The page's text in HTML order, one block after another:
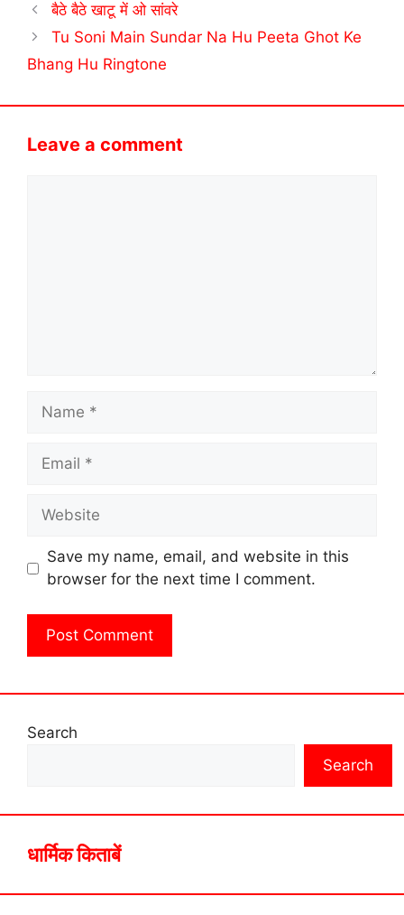
बैठे बैठे खाटू में ओ सांवरे
Tu Soni Main Sundar Na Hu Peeta Ghot Ke
Bhang Hu Ringtone
Leave a comment
Name
Email
Website
Save my name, email, and website in this
browser for the next time I comment.
Search
Search
धार्मिक किताबें